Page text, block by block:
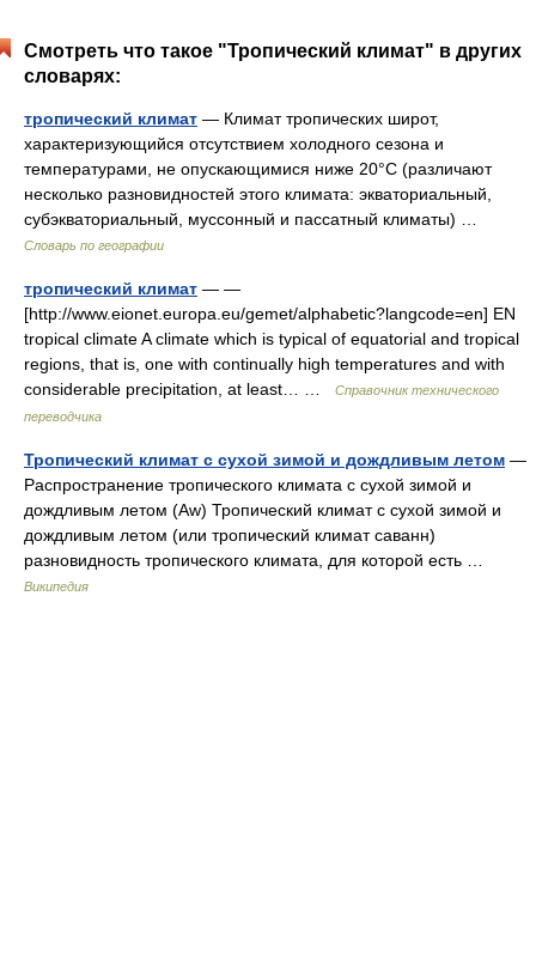
Смотреть что такое "Тропический климат" в других
словарях:
тропический климат — Климат тропических широт,
характеризующийся отсутствием холодного сезона и
температурами, не опускающимися ниже 20°С (различают
несколько разновидностей этого климата: экваториальный,
субэкваториальный, муссонный и пассатный климаты) …
Словарь по географии
тропический климат — —
[http://www.eionet.europa.eu/gemet/alphabetic?langcode=en] EN
tropical climate A climate which is typical of equatorial and tropical
regions, that is, one with continually high temperatures and with
considerable precipitation, at least… …
Справочник технического
переводчика
Тропический климат с сухой зимой и дождливым летом —
Распространение тропического климата с сухой зимой и
дождливым летом (Aw) Тропический климат с сухой зимой и
дождливым летом (или тропический климат саванн)
разновидность тропического климата, для которой есть …
Википедия